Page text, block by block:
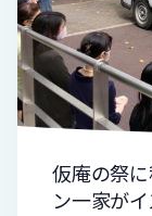
仮庵の祭
ン一家が